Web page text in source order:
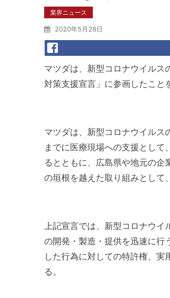
業界ニュース
2020年5月28日
マツダは、新型コロナウイルス
対策支援宣言」に参画したこと
マツダは、新型コロナウイルス
までに医療現場への支援とし
るとともに、広島県や地元の
の垣根を越えた取り組みとして
上記宣言では、新型コロナウイ
の開発・製造・提供を迅速に行
した行為に対しての特許権、
る。